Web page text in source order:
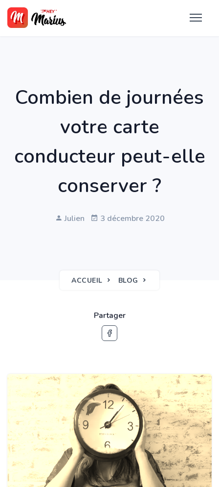
Combien de journées
votre carte
conducteur peut-elle
conserver ?
Julien 3 décembre 2020
ACCUEIL BLOG
Partager